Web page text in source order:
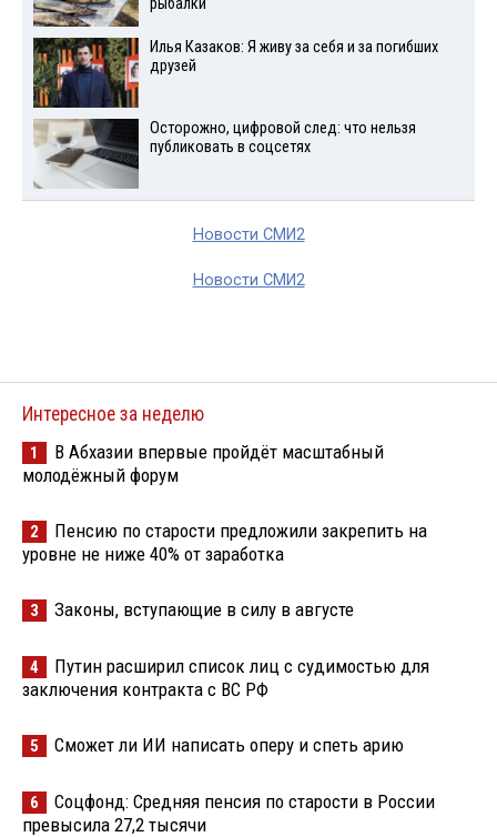
рыбалки
Илья Казаков: Я живу за себя и за погибших
друзей
Осторожно, цифровой след: что нельзя
публиковать в соцсетях
Новости СМИ2
Новости СМИ2
Интересное за неделю
1
В Абхазии впервые пройдёт масштабный
молодёжный форум
2
Пенсию по старости предложили закрепить на
уровне не ниже 40% от заработка
3 Законы, вступающие в силу в августе
4
Путин расширил список лиц с судимостью для
заключения контракта с ВС РФ
5 Сможет ли ИИ написать оперу и спеть арию
6
Соцфонд: Средняя пенсия по старости в России
превысила 27,2 тысячи